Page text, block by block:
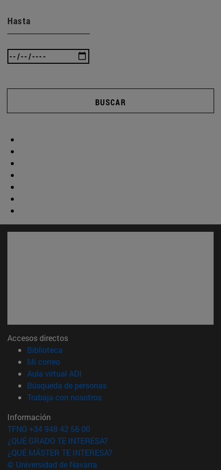
Hasta
BUSCAR
Accesos directos
Biblioteca
Mi correo(abre en nueva ventana)
Aula virtual ADI
Búsqueda de personas(abre en nueva ventana)
Trabaja con nosotros(abre en nueva ventana)
Información
TFNO +34 948 42 56 00
¿QUÉ GRADO TE INTERESA?
¿QUÉ MÁSTER TE INTERESA?
© Universidad de Navarra